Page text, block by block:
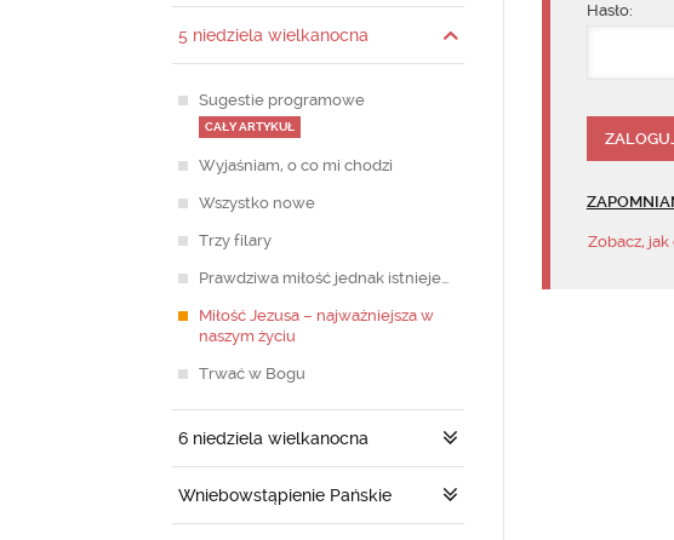
5 niedziela wielkanocna
Sugestie programowe
CAŁY ARTYKUŁ
Wyjaśniam, o co mi chodzi
Wszystko nowe
Trzy filary
Prawdziwa miłość jednak istnieje…
Miłość Jezusa – najważniejsza w
naszym życiu
Trwać w Bogu
6 niedziela wielkanocna
Wniebowstąpienie Pańskie
Hasło:
Zobacz, jak